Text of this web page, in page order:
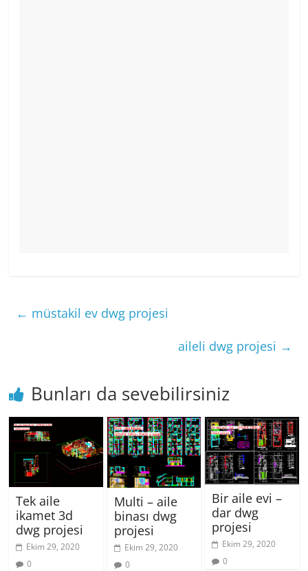
← müstakil ev dwg projesi
aileli dwg projesi →
Bunları da sevebilirsiniz
Tek aile
ikamet 3d
dwg projesi
Ekim 29, 2020
0
Multi – aile
binası dwg
projesi
Ekim 29, 2020
0
Bir aile evi –
dar dwg
projesi
Ekim 29, 2020
0